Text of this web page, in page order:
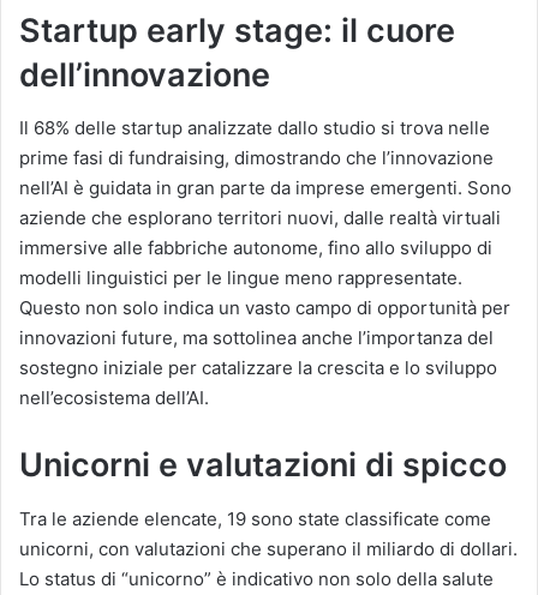
Startup early stage: il cuore
dell’innovazione
Il 68% delle startup analizzate dallo studio si trova nelle
prime fasi di fundraising, dimostrando che l’innovazione
nell’AI è guidata in gran parte da imprese emergenti. Sono
aziende che esplorano territori nuovi, dalle realtà virtuali
immersive alle fabbriche autonome, fino allo sviluppo di
modelli linguistici per le lingue meno rappresentate.
Questo non solo indica un vasto campo di opportunità per
innovazioni future, ma sottolinea anche l’importanza del
sostegno iniziale per catalizzare la crescita e lo sviluppo
nell’ecosistema dell’AI.
Unicorni e valutazioni di spicco
Tra le aziende elencate, 19 sono state classificate come
unicorni, con valutazioni che superano il miliardo di dollari.
Lo status di “unicorno” è indicativo non solo della salute